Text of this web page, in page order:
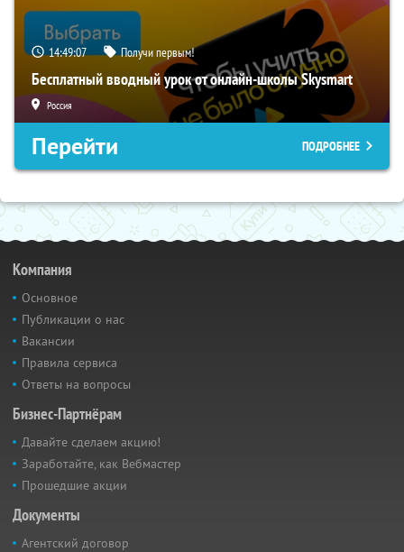
14:49:06 Получи первым!
Бесплатный вводный урок от онлайн-школы Skysmart
Россия
Перейти ПОДРОБНЕЕ
Компания
Основное
Публикации о нас
Вакансии
Правила сервиса
Ответы на вопросы
Бизнес-Партнёрам
Давайте сделаем акцию!
Заработайте, как Вебмастер
Прошедшие акции
Документы
Агентский договор